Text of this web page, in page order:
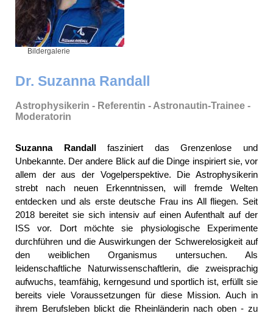
Bildergalerie
Bildergalerie
Dr. Suzanna Randall
Astrophysikerin - Referentin - Astronautin-Trainee -
Moderatorin
Suzanna Randallfasziniert das Grenzenlose und
Unbekannte. Der andere Blick auf die Dinge inspiriert sie, vor
allem der aus der Vogelperspektive. Die Astrophysikerin
strebt nach neuen Erkenntnissen, will fremde Welten
entdecken und als erste deutsche Frau ins All fliegen. Seit
2018 bereitet sie sich intensiv auf einen Aufenthalt auf der
ISS vor. Dort möchte sie physiologische Experimente
durchführen und die Auswirkungen der Schwerelosigkeit auf
den weiblichen Organismus untersuchen. Als
leidenschaftliche Naturwissenschaftlerin, die zweisprachig
aufwuchs, teamfähig, kerngesund und sportlich ist, erfüllt sie
bereits viele Voraussetzungen für diese Mission. Auch in
ihrem Berufsleben blickt die Rheinländerin nach oben - zu